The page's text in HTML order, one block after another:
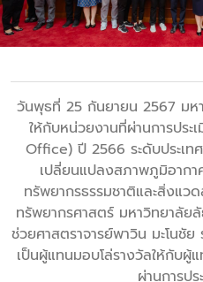
วันพุธที่ 25 กันยายน 2567 มห
ให้กับหน่วยงานที่ผ่านการประ
Office) ปี 2566 ระดับประเท
เปลี่ยนแปลงสภาพภูมิอากา
ทรัพยากรธรรมชาติและสิ่งแ
ทรัพยากรศาสตร์ มหาวิทยาลัย
ช่วยศาสตราจารย์พาวิน มะโนชั
เป็นผู้แทนมอบโล่รางวัลให้กับ
ผ่านการป